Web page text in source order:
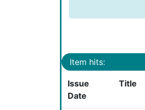
Item hits:
Issue
Date
Title